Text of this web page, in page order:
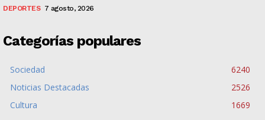
DEPORTES 7 agosto, 2026
Categorías populares
Sociedad
6240
Noticias Destacadas
2526
Cultura
1669